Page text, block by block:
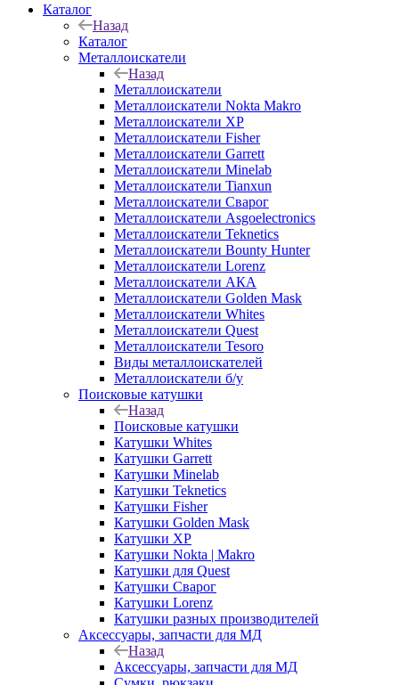
Каталог
Назад
Каталог
Металлоискатели
Назад
Металлоискатели
Металлоискатели Nokta Makro
Металлоискатели XP
Металлоискатели Fisher
Металлоискатели Garrett
Металлоискатели Minelab
Металлоискатели Tianxun
Металлоискатели Сварог
Металлоискатели Asgoelectronics
Металлоискатели Teknetics
Металлоискатели Bounty Hunter
Металлоискатели Lorenz
Металлоискатели АКА
Металлоискатели Golden Mask
Металлоискатели Whites
Металлоискатели Quest
Металлоискатели Tesoro
Виды металлоискателей
Металлоискатели б/у
Поисковые катушки
Назад
Поисковые катушки
Катушки Whites
Катушки Garrett
Катушки Minelab
Катушки Teknetics
Катушки Fisher
Катушки Golden Mask
Катушки XP
Катушки Nokta | Makro
Катушки для Quest
Катушки Сварог
Катушки Lorenz
Катушки разных производителей
Аксессуары, запчасти для МД
Назад
Аксессуары, запчасти для МД